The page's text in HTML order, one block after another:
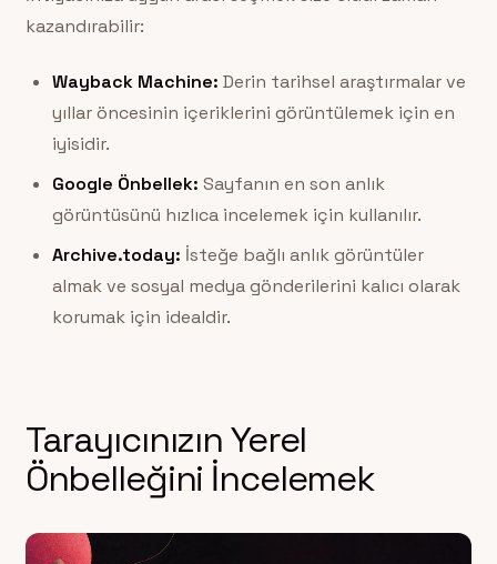
kazandırabilir:
Wayback Machine: Derin tarihsel araştırmalar ve
yıllar öncesinin içeriklerini görüntülemek için en
iyisidir.
Google Önbellek: Sayfanın en son anlık
görüntüsünü hızlıca incelemek için kullanılır.
Archive.today: İsteğe bağlı anlık görüntüler
almak ve sosyal medya gönderilerini kalıcı olarak
korumak için idealdir.
Tarayıcınızın Yerel
Önbelleğini İncelemek